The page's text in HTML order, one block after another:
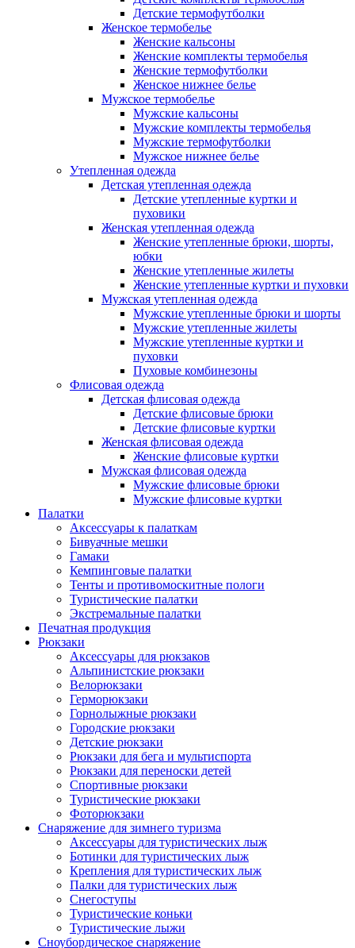
Детские термофутболки
Женское термобелье
Женские кальсоны
Женские комплекты термобелья
Женские термофутболки
Женское нижнее белье
Мужское термобелье
Мужские кальсоны
Мужские комплекты термобелья
Мужские термофутболки
Мужское нижнее белье
Утепленная одежда
Детская утепленная одежда
Детские утепленные куртки и
пуховики
Женская утепленная одежда
Женские утепленные брюки, шорты,
юбки
Женские утепленные жилеты
Женские утепленные куртки и пуховки
Мужская утепленная одежда
Мужские утепленные брюки и шорты
Мужские утепленные жилеты
Мужские утепленные куртки и
пуховки
Пуховые комбинезоны
Флисовая одежда
Детская флисовая одежда
Детские флисовые брюки
Детские флисовые куртки
Женская флисовая одежда
Женские флисовые куртки
Мужская флисовая одежда
Мужские флисовые брюки
Мужские флисовые куртки
Палатки
Аксессуары к палаткам
Бивуачные мешки
Гамаки
Кемпинговые палатки
Тенты и противомоскитные пологи
Туристические палатки
Экстремальные палатки
Печатная продукция
Рюкзаки
Аксессуары для рюкзаков
Альпинистские рюкзаки
Велорюкзаки
Герморюкзаки
Горнолыжные рюкзаки
Городские рюкзаки
Детские рюкзаки
Рюкзаки для бега и мультиспорта
Рюкзаки для переноски детей
Спортивные рюкзаки
Туристические рюкзаки
Фоторюкзаки
Снаряжение для зимнего туризма
Аксессуары для туристических лыж
Ботинки для туристических лыж
Крепления для туристических лыж
Палки для туристических лыж
Снегоступы
Туристические коньки
Туристические лыжи
Сноубордическое снаряжение